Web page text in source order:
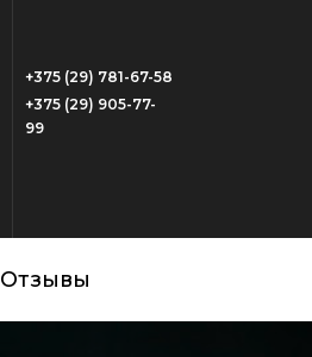
+375 (29) 781-67-58
+375 (29) 905-77-
99
Отзывы